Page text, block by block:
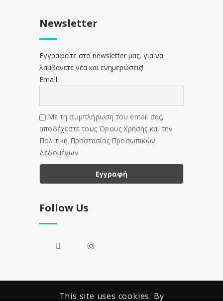
Newsletter
Εγγραφείτε στο newsletter μας, για να
λαμβάνετε νέα και ενημερώσεις!
Email
Με τη συμπλήρωση του email σας,
αποδέχεστε τους Όρους Χρήσης και την
Πολιτική Προστασίας Προσωπικών
Δεδομένων
Follow Us
This site uses cookies. By